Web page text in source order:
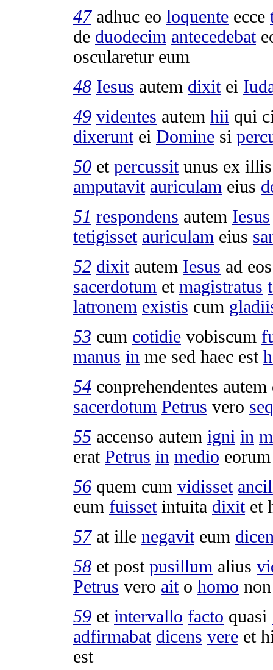
47adhuc eo loquente ecce
de duodecim antecedebat
oscularetur eum
48 Iesus autem dixitei
49 videntes autem hii qui
dixeruntei Domine si
50 et percussitunus ex
amputavit auriculam eius
51 respondens autem Iesus
tetigisset auriculam eius
52 dixitautem Iesus ad
sacerdotum et magistratus
latronem existis cum
53 cum cotidie vobiscum
manus in me sed haec est
54 conprehendentes
sacerdotum Petrus vero
55 accenso autem igni in
erat Petrus in medio eorum
56 quem cum vidisset
eum fuisset intuita dixitet
57at ille negaviteum
58 et post pusillum alius
Petrus vero aito homo
59 et intervallo facto quasi
adfirmabat dicens vere et
est